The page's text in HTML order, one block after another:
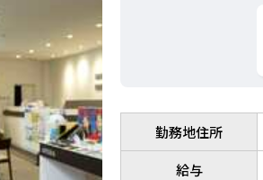
勤務地住所
給与